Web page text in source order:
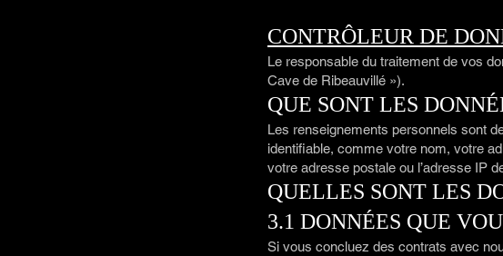
CONTRÔLEUR DE
Le responsable du traitement de vos
Cave de Ribeauvillé »).
QUE SONT LES
Les renseignements personnels sont
identifiable, comme votre nom, votre
votre adresse postale ou l’adresse IP
QUELLES SONT LES
3.1 DONNÉES QUE
Si vous concluez des contrats avec